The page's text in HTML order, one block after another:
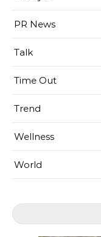
PR News
Talk
Time Out
Trend
Wellness
World